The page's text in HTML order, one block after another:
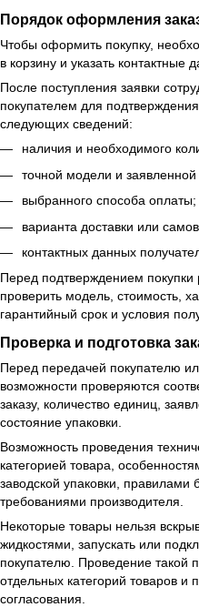
Порядок оформления
Чтобы оформить покупку,
в корзину и указать контактные
После поступления заявки
покупателем для
следующих сведений:
наличия и необходимого
точной модели и заявленной
выбранного способа оплаты;
варианта доставки или
контактных данных
Перед подтверждением покупки
проверить модель, стоимость,
гарантийный срок и условия
Проверка и подготовка
Перед передачей покупателю
возможности проверяются
заказу, количество единиц,
состояние упаковки.
Возможность проведения
категорией товара,
заводской упаковки, правилами
требованиями производителя.
Некоторые товары нельзя
жидкостями, запускать или
покупателю. Проведение такой
отдельных категорий товаров и
согласования.